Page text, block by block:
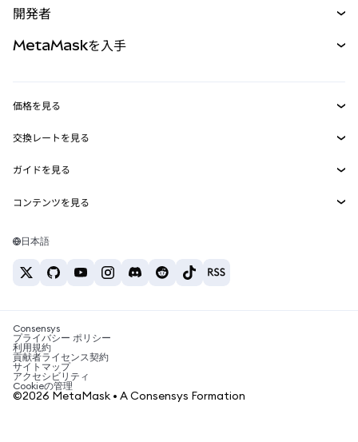
パーペチュアル
RWA
開発者
MetaMask Connect
Snaps
Web3サービス
MetaMaskを入手
セキュリティ
サポート
キャリア
お問い合わせ
価格を見る
イーサリアムの価格
Solanaの価格
Tetherの価格
交換レートを見る
ETH→USD
USDT→INR
BTC→INR
ETH→USDT
ガイドを見る
ETHの購入
USDTの購入
SHIBの購入
BNBの購入
コンテンツを見る
Solanaウォレット
税制関連ニュース
暗号資産の購入方法は？
ビットコインを売るには？
日本語
Consensys
プライバシー ポリシー
利用規約
貢献者ライセンス契約
サイトマップ
アクセシビリティ
Cookieの管理
©2026 MetaMask • A Consensys Formation